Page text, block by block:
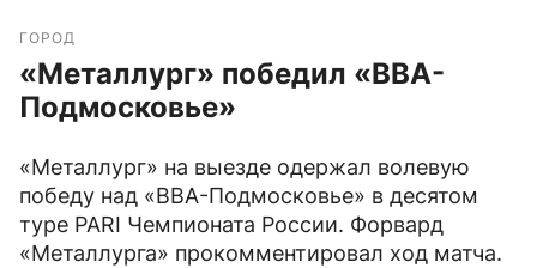
ГОРОД
«Металлург» победил «ВВА-
Подмосковье»
«Металлург» на выезде одержал волевую
победу над «ВВА-Подмосковье» в десятом
туре PARI Чемпионата России. Форвард
«Металлурга» прокомментировал ход матча.